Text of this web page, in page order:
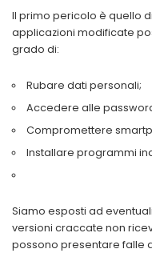
Il primo pericolo è quello
applicazioni modificate
grado di:
Rubare dati personali;
Accedere alle
Compromettere
Installare programmi
Siamo esposti ad eventuali
versioni craccate non
possono presentare falle